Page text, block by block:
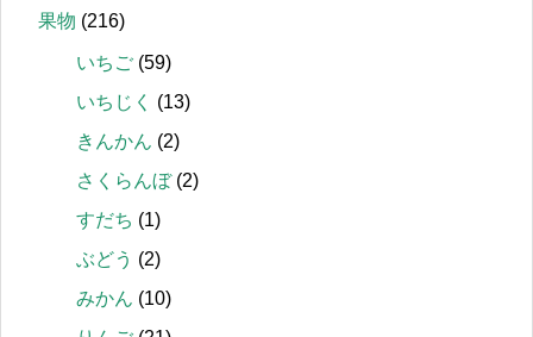
果物 (216)
いちご (59)
いちじく
(13)
きんかん (2)
さくらんぼ(2)
すだち (1)
ぶどう (2)
みかん (10)